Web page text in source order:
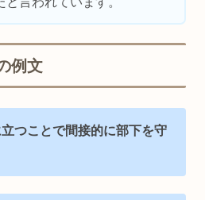
例文
つことで間接的に部下を守